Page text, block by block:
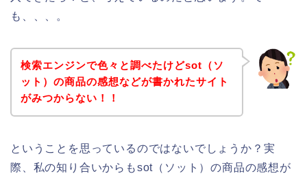
も、、、。
検索エンジンで色々と調べたけどsot（ソ
ット）の商品の感想などが書かれたサイト
がみつからない！！
ということを思っているのではないでしょうか？実
際、私の知り合いからもsot（ソット）の商品の感想が